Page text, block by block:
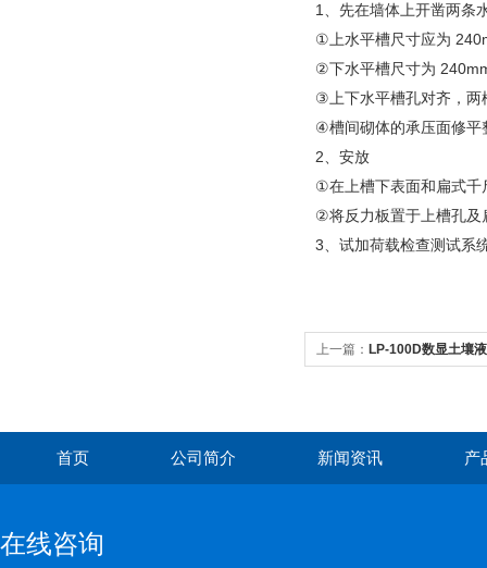
1 、先在墙体上开凿两条
①上水平槽尺寸应为
②下水平槽尺寸为
③上下水平槽孔对齐，两
④槽间砌体的承压面修平
2、安放
①在上槽下表面和扁式
②将反力板置于上槽孔
3、试加荷载检查测试系
上一篇： LP-100D数显土壤
首页 公司简介 新闻资讯 产
在线咨询